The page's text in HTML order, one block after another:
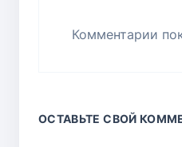
Комментарии
ОСТАВЬТЕ СВОЙ